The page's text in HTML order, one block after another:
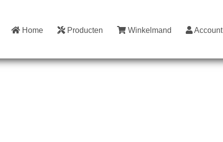
Home Producten Winkelmand Account